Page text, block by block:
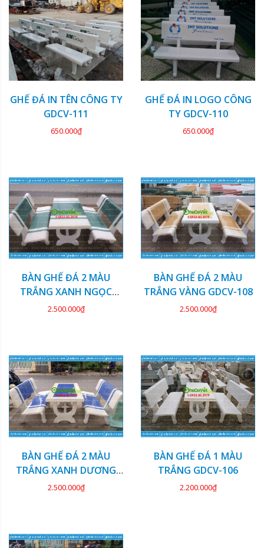
GHẾ ĐÁ IN TÊN CÔNG TY
GDCV-111
650.000₫
GHẾ ĐÁ IN LOGO CÔNG
TY GDCV-110
650.000₫
BÀN GHẾ ĐÁ 2 MÀU
TRẮNG XANH NGỌC
GDCV-109
2.500.000₫
BÀN GHẾ ĐÁ 2 MÀU
TRẮNG VÀNG GDCV-108
2.500.000₫
BÀN GHẾ ĐÁ 2 MÀU
TRẮNG XANH DƯƠNG
GDCV-107
2.500.000₫
BÀN GHẾ ĐÁ 1 MÀU
TRẮNG GDCV-106
2.200.000₫